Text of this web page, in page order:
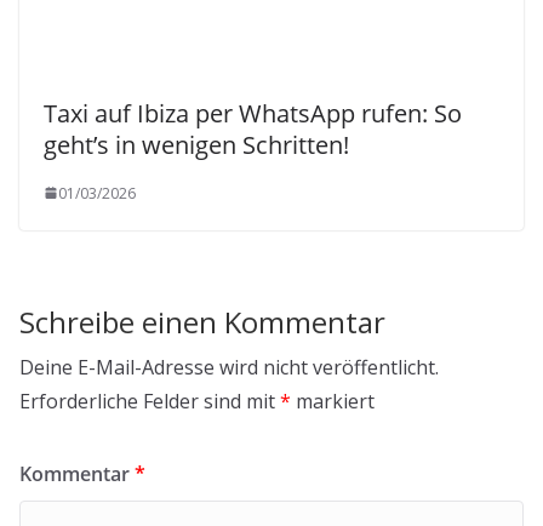
Taxi auf Ibiza per WhatsApp rufen: So
geht’s in wenigen Schritten!
01/03/2026
Schreibe einen Kommentar
Deine E-Mail-Adresse wird nicht veröffentlicht.
Erforderliche Felder sind mit* markiert
Kommentar*